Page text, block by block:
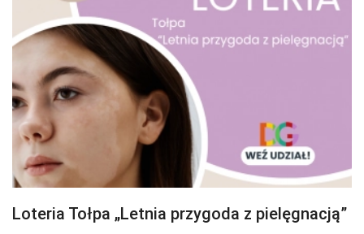
Loteria Tołpa „Letnia przygoda z pielęgnacją”